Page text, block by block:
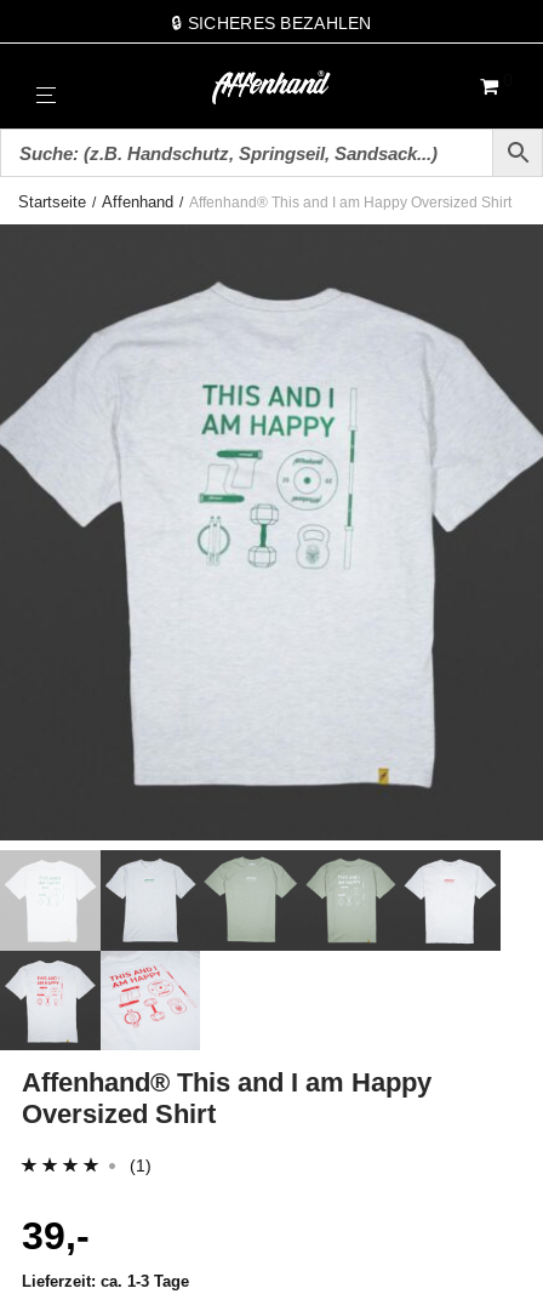
🔒 SICHERES BEZAHLEN
Startseite / Affenhand / Affenhand® This and I am Happy Oversized Shirt
Affenhand® This and I am Happy
Oversized Shirt
mit4.00
basierend
(1)
39,-
Lieferzeit: ca. 1-3 Tage